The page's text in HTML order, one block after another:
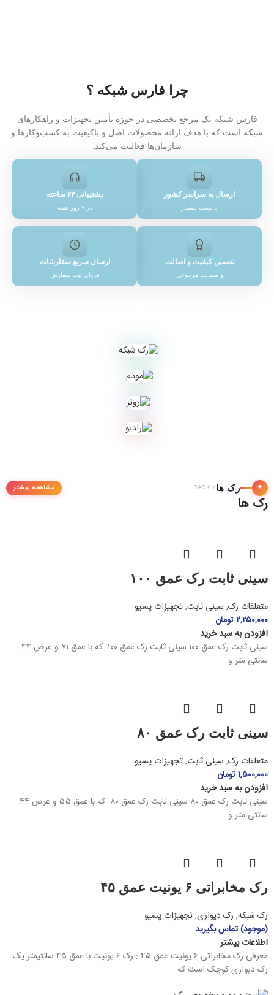
چرا فارس شبکه ؟
فارس شبکه یک مرجع تخصصی در حوزه تأمین تجهیزات و راهکارهای
شبکه است که با هدف ارائه محصولات اصل و باکیفیت به کسب‌وکارها و
سازمان‌ها فعالیت می‌کند.
ارسال به سراسر کشور
با پست پیشتاز
پشتیبانی ۲۴ ساعته
در ۷ روز هفته
تضمین کیفیت و اصالت
و ضمانت مرجوعی
ارسال سریع سفارشات
فردای ثبت سفارش
✦ رک ها/ RACK مشاهده بیشتر
رک ها
سینی ثابت رک عمق ۱۰۰
متعلقات رک, سینی ثابت,تجهیزات پسیو
۲,۲۵۰,۰۰۰تومان
افزودن به سبد خرید
سینی ثابت رک عمق ۱۰۰ سینی ثابت رک عمق ۱۰۰ که با عمق ۷۱ و عرض ۴۴
سانتی متر و
سینی ثابت رک عمق ۸۰
متعلقات رک, سینی ثابت,تجهیزات پسیو
۱,۵۰۰,۰۰۰تومان
افزودن به سبد خرید
سینی ثابت رک عمق ۸۰ سینی ثابت رک عمق ۸۰ که با عمق ۵۵ و عرض ۴۴
سانتی متر و
رک مخابراتی ۶ یونیت عمق ۴۵
رک شبکه, رک دیواری,تجهیزات پسیو
(موجود) تماس بگیرید
اطلاعات بیشتر
معرفی رک مخابراتی ۶ یونیت عمق ۴۵ : رک ۶ یونیت با عمق ۴۵ سانتیمتر یک
رک دیواری کوچک است که